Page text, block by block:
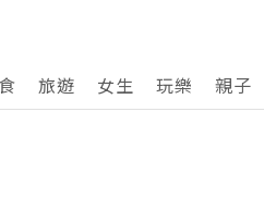
旅遊 女生 玩樂 親子